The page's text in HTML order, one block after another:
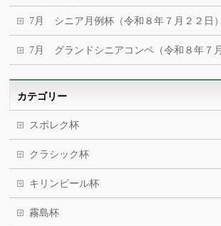
7月 シニア月例杯（令和８年７月２２日）
7月 グランドシニアコンペ（令和８年７
カテゴリー
スポレク杯
クラシック杯
キリンビール杯
霧島杯